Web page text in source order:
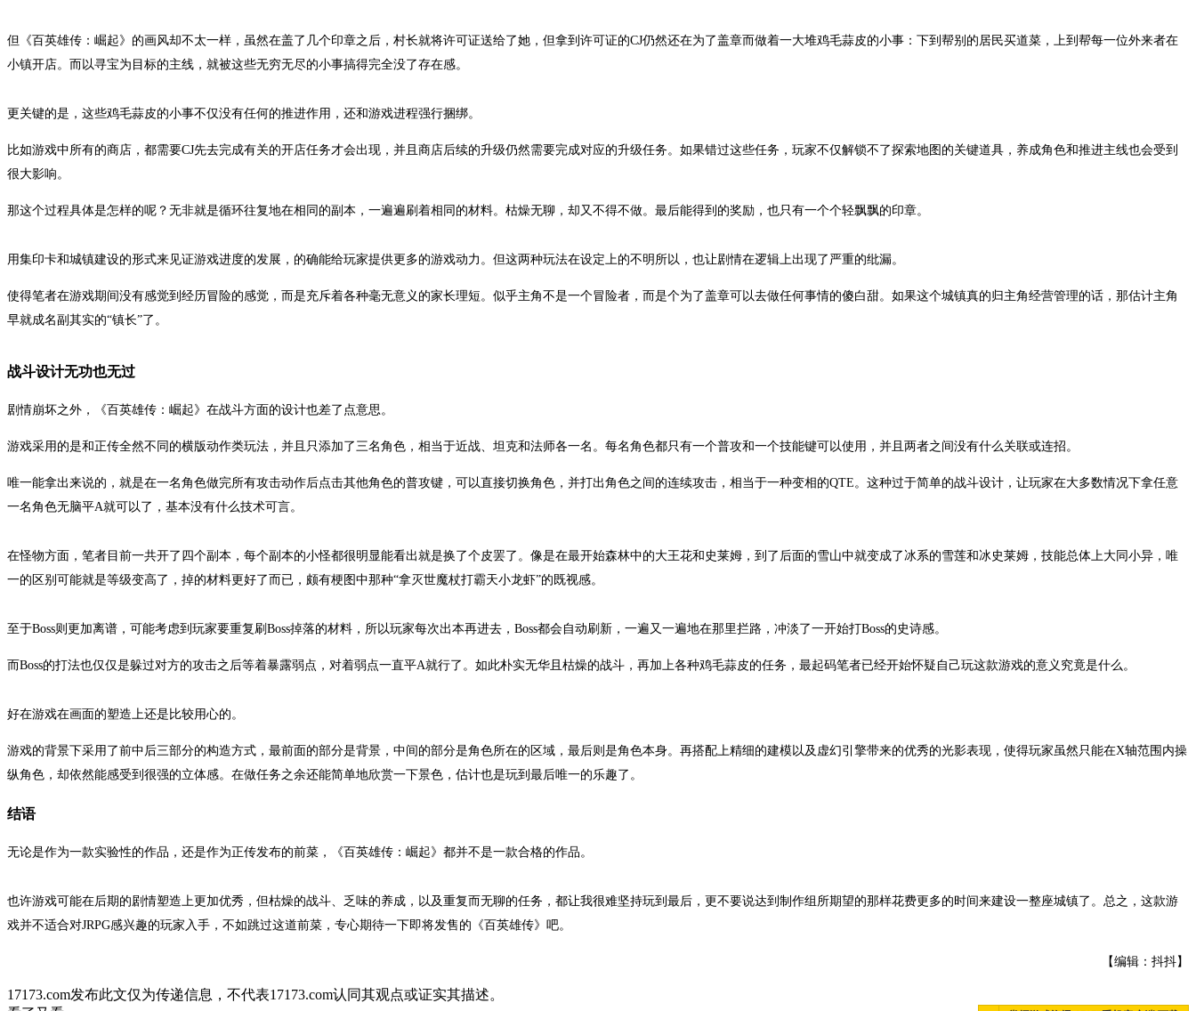
但《百英雄传：崛起》的画风却不太一样，虽然在盖了几个印章之后，村长就将许可证送给了她，但拿到许可证的CJ仍然还在为了盖章而做着一大堆鸡毛蒜皮的小事：下到帮别的居民买道菜，上到帮每一位外来者在
小镇开店。而以寻宝为目标的主线，就被这些无穷无尽的小事搞得完全没了存在感。
更关键的是，这些鸡毛蒜皮的小事不仅没有任何的推进作用，还和游戏进程强行捆绑。
比如游戏中所有的商店，都需要CJ先去完成有关的开店任务才会出现，并且商店后续的升级仍然需要完成对应的升级任务。如果错过这些任务，玩家不仅解锁不了探索地图的关键道具，养成角色和推进主线也会受到
很大影响。
那这个过程具体是怎样的呢？无非就是循环往复地在相同的副本，一遍遍刷着相同的材料。枯燥无聊，却又不得不做。最后能得到的奖励，也只有一个个轻飘飘的印章。
用集印卡和城镇建设的形式来见证游戏进度的发展，的确能给玩家提供更多的游戏动力。但这两种玩法在设定上的不明所以，也让剧情在逻辑上出现了严重的纰漏。
使得笔者在游戏期间没有感觉到经历冒险的感觉，而是充斥着各种毫无意义的家长理短。似乎主角不是一个冒险者，而是个为了盖章可以去做任何事情的傻白甜。如果这个城镇真的归主角经营管理的话，那估计主角
早就成名副其实的“镇长”了。
战斗设计无功也无过
剧情崩坏之外，《百英雄传：崛起》在战斗方面的设计也差了点意思。
游戏采用的是和正传全然不同的横版动作类玩法，并且只添加了三名角色，相当于近战、坦克和法师各一名。每名角色都只有一个普攻和一个技能键可以使用，并且两者之间没有什么关联或连招。
唯一能拿出来说的，就是在一名角色做完所有攻击动作后点击其他角色的普攻键，可以直接切换角色，并打出角色之间的连续攻击，相当于一种变相的QTE。这种过于简单的战斗设计，让玩家在大多数情况下拿任意
一名角色无脑平A就可以了，基本没有什么技术可言。
在怪物方面，笔者目前一共开了四个副本，每个副本的小怪都很明显能看出就是换了个皮罢了。像是在最开始森林中的大王花和史莱姆，到了后面的雪山中就变成了冰系的雪莲和冰史莱姆，技能总体上大同小异，唯
一的区别可能就是等级变高了，掉的材料更好了而已，颇有梗图中那种“拿灭世魔杖打霸天小龙虾”的既视感。
至于Boss则更加离谱，可能考虑到玩家要重复刷Boss掉落的材料，所以玩家每次出本再进去，Boss都会自动刷新，一遍又一遍地在那里拦路，冲淡了一开始打Boss的史诗感。
而Boss的打法也仅仅是躲过对方的攻击之后等着暴露弱点，对着弱点一直平A就行了。如此朴实无华且枯燥的战斗，再加上各种鸡毛蒜皮的任务，最起码笔者已经开始怀疑自己玩这款游戏的意义究竟是什么。
好在游戏在画面的塑造上还是比较用心的。
游戏的背景下采用了前中后三部分的构造方式，最前面的部分是背景，中间的部分是角色所在的区域，最后则是角色本身。再搭配上精细的建模以及虚幻引擎带来的优秀的光影表现，使得玩家虽然只能在X轴范围内操
纵角色，却依然能感受到很强的立体感。在做任务之余还能简单地欣赏一下景色，估计也是玩到最后唯一的乐趣了。
结语
无论是作为一款实验性的作品，还是作为正传发布的前菜，《百英雄传：崛起》都并不是一款合格的作品。
也许游戏可能在后期的剧情塑造上更加优秀，但枯燥的战斗、乏味的养成，以及重复而无聊的任务，都让我很难坚持玩到最后，更不要说达到制作组所期望的那样花费更多的时间来建设一整座城镇了。总之，这款游
戏并不适合对JRPG感兴趣的玩家入手，不如跳过这道前菜，专心期待一下即将发售的《百英雄传》吧。
【编辑：抖抖】
17173.com发布此文仅为传递信息，不代表17173.com认同其观点或证实其描述。